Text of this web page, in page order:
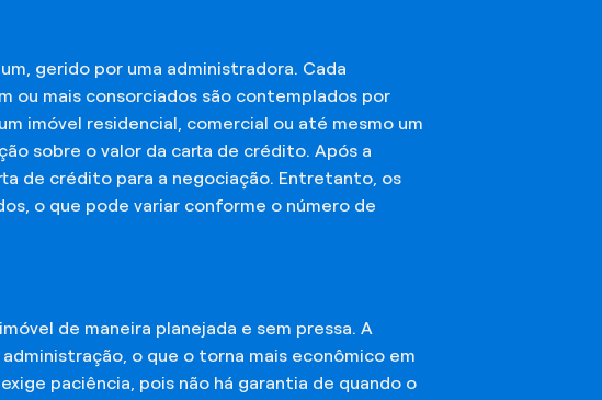
gerido por uma administradora. Cada
ou mais consorciados são contemplados por
imóvel residencial, comercial ou até mesmo um
sobre o valor da carta de crédito. Após a
de crédito para a negociação. Entretanto, os
o que pode variar conforme o número de
de maneira planejada e sem pressa. A
o que o torna mais econômico em
paciência, pois não há garantia de quando o